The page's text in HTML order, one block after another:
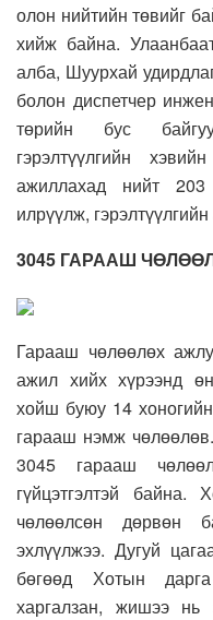
олон нийтийн төвийг
хийж байна.
алба, Шуурхай
болон диспетчер
төрийн бус
гэрэлтүүлгийн
ажиллахад нийт 203
илрүүлж,
3045 ГАРААШ
Гарааш чөлөөлөх
ажил хийх хүрээнд
хойш буюу 14
гарааш нэмж
3045 гарааш
гүйцэтгэлтэй байна.
чөлөөлсөн дөрвөн
эхлүүлжээ. Дугуй
бөгөөд Хотын
харгалзан, жишээ нь